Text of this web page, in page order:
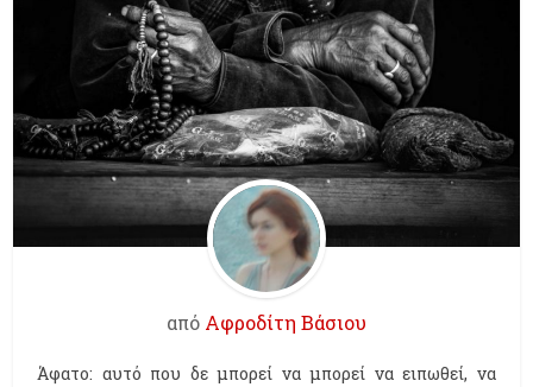
από Αφροδίτη Βάσιου
Άφατο: αυτό που δε μπορεί να μπορεί να ειπωθεί, να